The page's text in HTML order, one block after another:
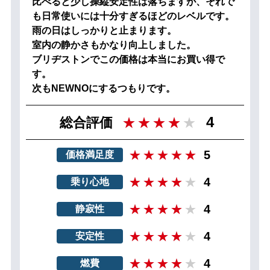
も日常使いには十分すぎるほどのレベルです。
雨の日はしっかりと止まります。
室内の静かさもかなり向上しました。
ブリヂストンでこの価格は本当にお買い得で
す。
次もNEWNOにするつもりです。
総合評価 4
価格満足度 5
乗り心地 4
静寂性 4
安定性 4
燃費 4